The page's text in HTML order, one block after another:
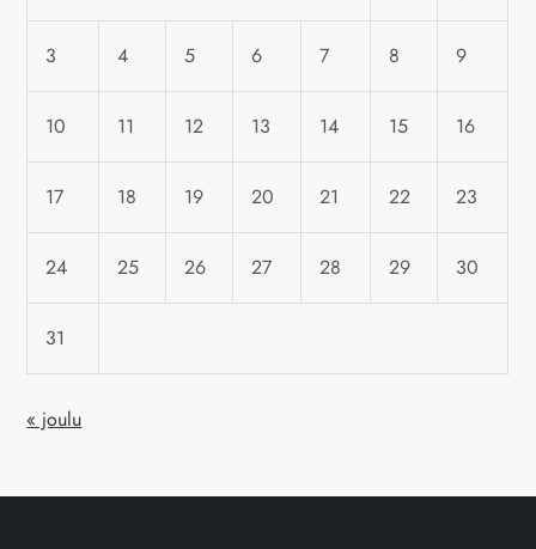
a
u
s
3 4 5 6 7 8 9
10 11 12 13 14 15 16
17 18 19 20 21 22 23
24 25 26 27 28 29 30
31
« joulu